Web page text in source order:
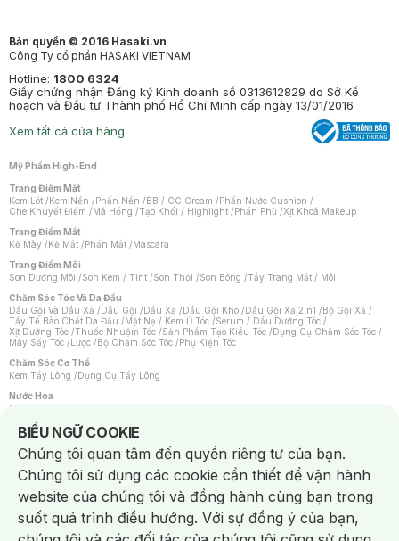
Bản quyền © 2016 Hasaki.vn
Công Ty cổ phần HASAKI VIETNAM
Hotline: 1800 6324
Giấy chứng nhận Đăng ký Kinh doanh số 0313612829 do Sở Kế
hoạch và Đầu tư Thành phố Hồ Chí Minh cấp ngày 13/01/2016
Xem tất cả cửa hàng
Mỹ Phẩm High-End
Trang Điểm Mặt
Kem Lót /Kem Nền /Phấn Nền /BB / CC Cream /Phấn Nước Cushion /
Che Khuyết Điểm /Má Hồng /Tạo Khối / Highlight /Phấn Phủ /Xịt Khoá Makeup
Trang Điểm Mắt
Kẻ Mày /Kẻ Mắt /Phấn Mắt /Mascara
Trang Điểm Môi
Son Dưỡng Môi /Son Kem / Tint /Son Thỏi /Son Bóng /Tẩy Trang Mắt / Môi
Chăm Sóc Tóc Và Da Đầu
Dầu Gội Và Dầu Xả /Dầu Gội /Dầu Xả /Dầu Gội Khô /Dầu Gội Xả 2in1 /Bộ Gội Xả /
Tẩy Tế Bào Chết Da Đầu /Mặt Nạ / Kem Ủ Tóc /Serum / Dầu Dưỡng Tóc /
Xịt Dưỡng Tóc /Thuốc Nhuộm Tóc /Sản Phẩm Tạo Kiểu Tóc /Dụng Cụ Chăm Sóc Tóc /
Máy Sấy Tóc /Lược /Bộ Chăm Sóc Tóc /Phụ Kiện Tóc
Chăm Sóc Cơ Thể
Kem Tẩy Lông /Dụng Cụ Tẩy Lông
Nước Hoa
Nước Hoa Nữ
Chăm Sóc Cá Nhân
Chống Muỗi /Khẩu Trang /Máy Massage/Mặt Nạ Xông Hơi /Nước Rửa Tay/
Sản Phẩm Chăm Sóc Khác /Bàn Chải Đánh Răng /Bàn Chải Điện/
Hỗ Trợ Trắng Răng/Kem Đánh Răng /Máy Tăm Nước/ Nước Súc Miệng/
Tăm / Chỉ Nha Khoa/ Xịt Thơm Miệng / Dung Dịch Vệ Sinh/Dưỡng Vùng Kín/
Khăn Ướt Vệ Sinh Vùng Kín/Băng Vệ Sinh/Tampon/Bọt Cạo Râu /Dao Cạo Râu/
Máy Cạo Râu
Vấn Đề Về Da
Da Dầu / Lỗ Chân Lông To/ Da Khô / Mất Nước/ Da Lão Hóa/ Da Mụn/
BIỂU NGỮ COOKIE
Notice about cookies usage
Chúng tôi quan tâm đến quyền riêng tư của bạn.
Chúng tôi sử dụng các cookie cần thiết để vận hành
website của chúng tôi và đồng hành cùng bạn trong
suốt quá trình điều hướng. Với sự đồng ý của bạn,